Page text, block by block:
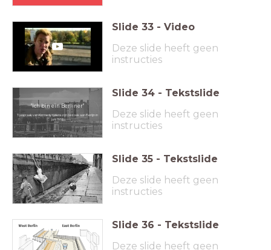
Slide 33 - Video
Deze slide heeft geen
instructies
"Ich bin ein Berliner"
Toespraak van Kennedy tijdens zijn bezoek aan Berlijn in
juni 1962
Slide 34 - Tekstslide
Deze slide heeft geen
instructies
Slide 35 - Tekstslide
Deze slide heeft geen
instructies
Slide 36 - Tekstslide
Deze slide heeft geen